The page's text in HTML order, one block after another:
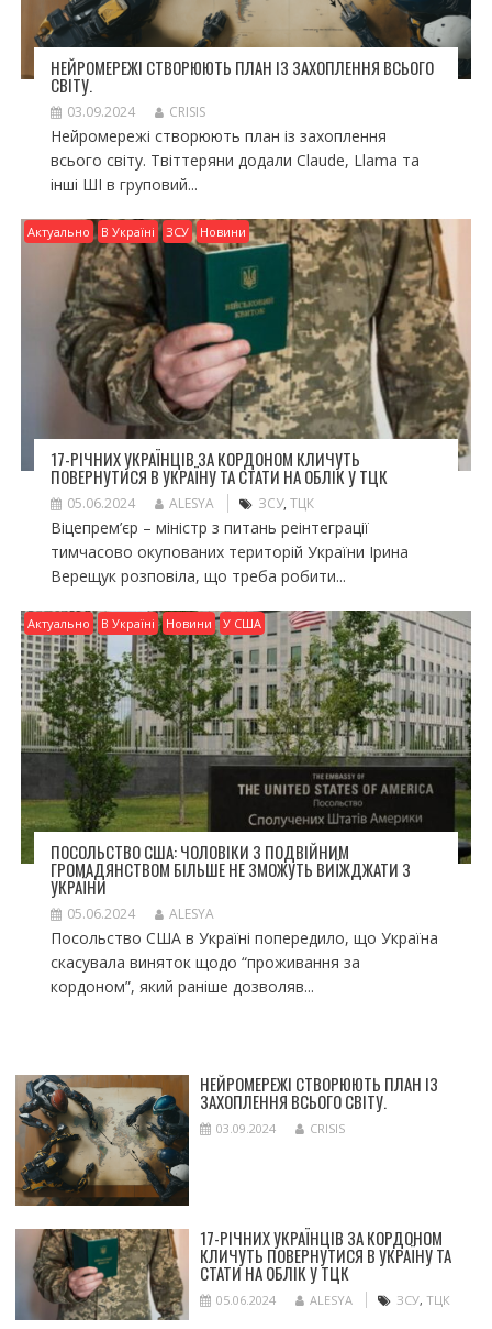
НЕЙРОМЕРЕЖІ СТВОРЮЮТЬ ПЛАН ІЗ ЗАХОПЛЕННЯ ВСЬОГО
СВІТУ.
03.09.2024 CRISIS
Нейромережі створюють план із захоплення
всього світу. Твіттеряни додали Claude, Llama та
інші ШІ в груповий...
Актуально В Україні ЗСУ Новини
17-РІЧНИХ УКРАЇНЦІВ ЗА КОРДОНОМ КЛИЧУТЬ
ПОВЕРНУТИСЯ В УКРАЇНУ ТА СТАТИ НА ОБЛІК У ТЦК
05.06.2024 ALESYA ЗСУ, ТЦК
Віцепрем’єр – міністр з питань реінтеграції
тимчасово окупованих територій України Ірина
Верещук розповіла, що треба робити...
Актуально В Україні Новини У США
ПОСОЛЬСТВО США: ЧОЛОВІКИ З ПОДВІЙНИМ
ГРОМАДЯНСТВОМ БІЛЬШЕ НЕ ЗМОЖУТЬ ВИЇЖДЖАТИ З
УКРАЇНИ
05.06.2024 ALESYA
Посольство США в Україні попередило, що Україна
скасувала виняток щодо “проживання за
кордоном”, який раніше дозволяв...
НЕЙРОМЕРЕЖІ СТВОРЮЮТЬ ПЛАН ІЗ
ЗАХОПЛЕННЯ ВСЬОГО СВІТУ.
03.09.2024 CRISIS
17-РІЧНИХ УКРАЇНЦІВ ЗА КОРДОНОМ
КЛИЧУТЬ ПОВЕРНУТИСЯ В УКРАЇНУ ТА
СТАТИ НА ОБЛІК У ТЦК
05.06.2024 ALESYA ЗСУ, ТЦК